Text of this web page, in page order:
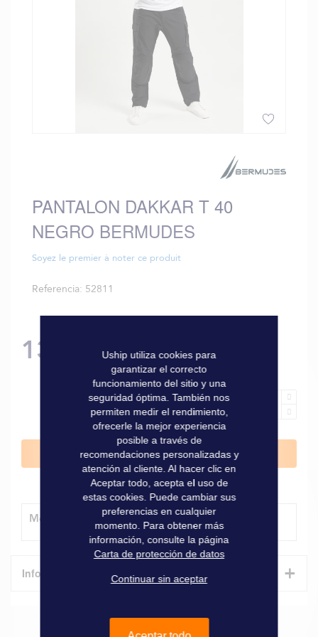
la
galería
de
PANTALON DAKKAR T 40
NEGRO BERMUDES
Soyez le premier à noter ce produit
Referencia 52811
139,00 €
Añadir al carrito
Método de entrega
Informaciones técnicas +
Características
Uship utiliza cookies para
garantizar el correcto
funcionamiento del sitio y una
seguridad óptima. También nos
permiten medir el rendimiento,
ofrecerle la mejor experiencia
posible a través de
recomendaciones personalizadas y
atención al cliente. Al hacer clic en
Aceptar todo, acepta el uso de
estas cookies. Puede cambiar sus
preferencias en cualquier
momento. Para obtener más
información, consulte la página
Carta de protección de datos
Continuar sin aceptar